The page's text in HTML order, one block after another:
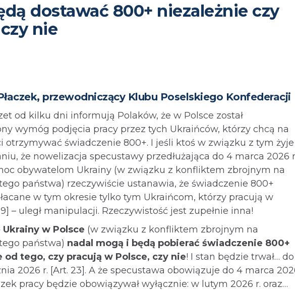
dostawać 800+ niezależnie czy
nie
przewodniczący Klubu Poselskiego Konfederacji
od kilku dni informują Polaków, że w Polsce został
wymóg podjęcia pracy przez tych Ukraińców, którzy chcą na
otrzymywać świadczenie 800+. I jeśli ktoś w związku z tym żyje
że nowelizacja specustawy przedłużająca do 4 marca 2026
obywatelom Ukrainy (w związku z konfliktem zbrojnym na
państwa) rzeczywiście ustanawia, że świadczenie 800+
w tym okresie tylko tym Ukraińcom, którzy pracują w
– uległ manipulacji. Rzeczywistość jest zupełnie inna!
w Polsce (w związku z konfliktem zbrojnym na
państwa) nadal mogą i będą pobierać świadczenie 800+
od tego, czy pracują w Polsce, czy nie! I stan będzie trwał… do
2026 r. [Art. 23]. A że specustawa obowiązuje do 4 marca
pracy będzie obowiązywał wyłącznie: w lutym 2026 r. oraz…